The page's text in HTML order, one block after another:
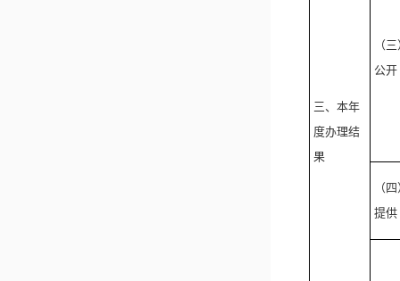
三、本年
度办理结
果
（
公开
（
提供